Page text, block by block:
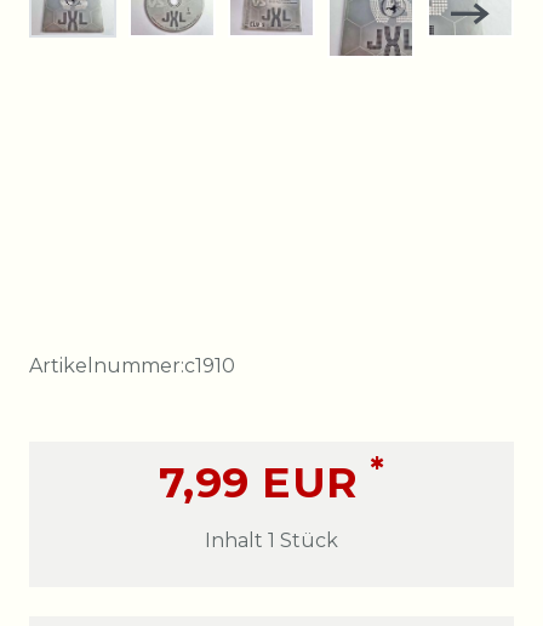
Artikelnummer:c1910
7,99 EUR *
Inhalt 1 Stück